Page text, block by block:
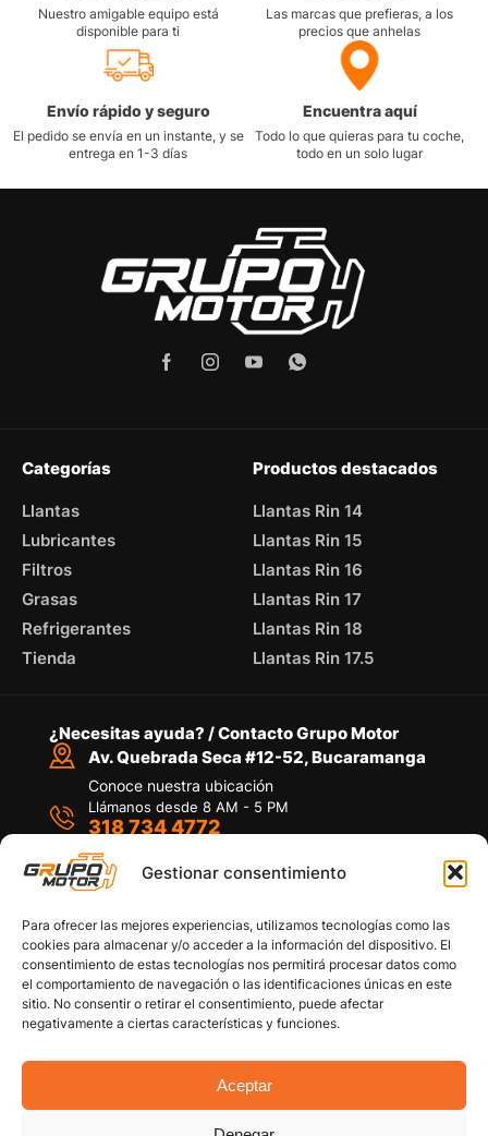
Gestionar consentimiento
Para ofrecer las mejores experiencias, utilizamos tecnologías como las
cookies para almacenar y/o acceder a la información del dispositivo. El
consentimiento de estas tecnologías nos permitirá procesar datos como
el comportamiento de navegación o las identificaciones únicas en este
sitio. No consentir o retirar el consentimiento, puede afectar
negativamente a ciertas características y funciones.
Aceptar
Nuestro amigable equipo está
disponible para ti
Las marcas que prefieras, a los
precios que anhelas
Envío rápido y seguro
El pedido se envía en un instante, y se
entrega en 1-3 días
Encuentra aquí
Todo lo que quieras para tu coche,
todo en un solo lugar
Categorías
Llantas
Lubricantes
Filtros
Grasas
Refrigerantes
Tienda
Productos destacados
Llantas Rin 14
Llantas Rin 15
Llantas Rin 16
Llantas Rin 17
Llantas Rin 18
Llantas Rin 17.5
¿Necesitas ayuda? / Contacto Grupo Motor
Av. Quebrada Seca #12-52, Bucaramanga
Conoce nuestra ubicación
Llámanos desde 8 AM - 5 PM
318 734 4772
Por medio de WhatsApp
Políticas de privacidad
Política de devoluciones y/o reembolsos
Términos y Condiciones